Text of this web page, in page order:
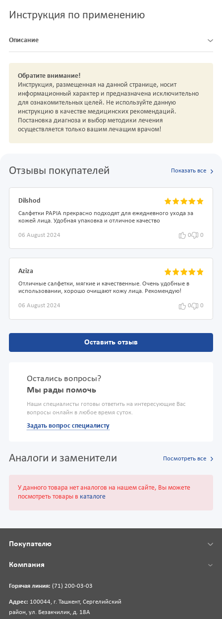
Инструкция по применению
Описание
Обратите внимание!
Инструкция, размещенная на данной странице, носит
информационный характер и предназначена исключительно
для ознакомительных целей. Не используйте данную
инструкцию в качестве медицинских рекомендаций.
Постановка диагноза и выбор методики лечения
осуществляется только вашим лечащим врачом!
Отзывы покупателей Показать все
Dilshod
Салфетки PAPIA прекрасно подходят для ежедневного ухода за
кожей лица. Удобная упаковка и отличное качество
06 August 2024 0 0
Aziza
Отличные салфетки, мягкие и качественные. Очень удобные в
использовании, хорошо очищают кожу лица. Рекомендую!
06 August 2024 0 0
Оставить отзыв
Остались вопросы?
Мы рады помочь
Наши специалисты готовы ответить на интересующие Вас
вопросы онлайн в любое время суток.
Задать вопрос специалисту
Аналоги и заменители Посмотреть все
У данного товара нет аналогов на нашем сайте, Вы можете
посмотреть товары в каталоге
Горячая линия: (71) 200-03-03
Адрес: 100044, г. Ташкент, Сергелийский
район, ул. Безакчилик, д. 18А
Покупателю
Компания